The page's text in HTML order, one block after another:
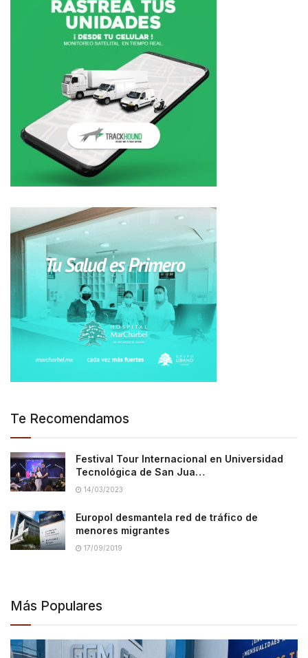
Te Recomendamos
Festival Tour Internacional en Universidad
Tecnológica de San Jua…
14/03/2023
Europol desmantela red de tráfico de
menores migrantes
17/09/2019
Más Populares